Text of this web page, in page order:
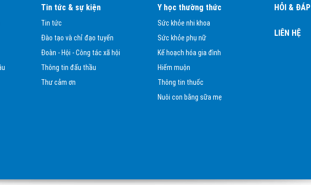
Tin tức & sự kiện
Tin tức
Đào tạo và chỉ đạo tuyến
Đoàn - Hội - Công tác xã hội
Thông tin đấu thầu
Thư cảm ơn
Y học thường thức
Sức khỏe nhi khoa
Sức khỏe phụ nữ
Kế hoạch hóa gia đình
Hiếm muộn
Thông tin thuốc
Nuôi con bằng sữa mẹ
HỎI & ĐÁP
LIÊN HỆ